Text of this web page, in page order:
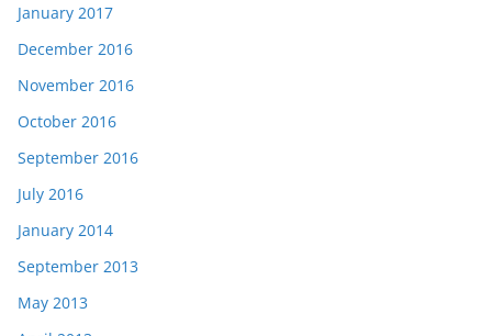
January 2017
December 2016
November 2016
October 2016
September 2016
July 2016
January 2014
September 2013
May 2013